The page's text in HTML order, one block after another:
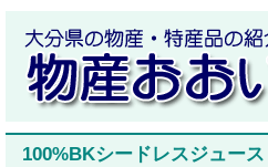
100%BKシードレスジュース